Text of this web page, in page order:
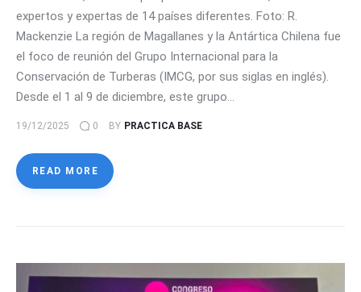
expertos y expertas de 14 países diferentes. Foto: R.
Mackenzie La región de Magallanes y la Antártica Chilena fue
el foco de reunión del Grupo Internacional para la
Conservación de Turberas (IMCG, por sus siglas en inglés).
Desde el 1 al 9 de diciembre, este grupo…
19/12/2025 0 BY PRACTICA BASE
READ MORE